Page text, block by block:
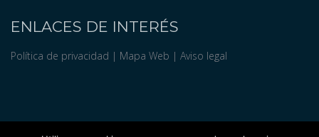
ENLACES DE INTERÉS
Política de privacidad | Mapa Web | Aviso legal